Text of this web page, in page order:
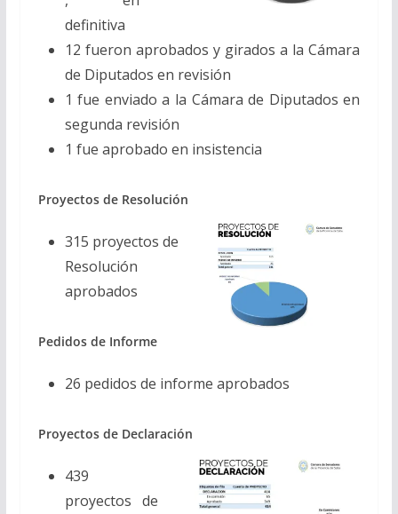
definitiva
12 fueron aprobados y girados a la Cámara
de Diputados en revisión
1 fue enviado a la Cámara de Diputados en
segunda revisión
1 fue aprobado en insistencia
Proyectos de Resolución
315 proyectos de
Resolución
aprobados
Pedidos de Informe
26 pedidos de informe aprobados
Proyectos de Declaración
439
proyectos de